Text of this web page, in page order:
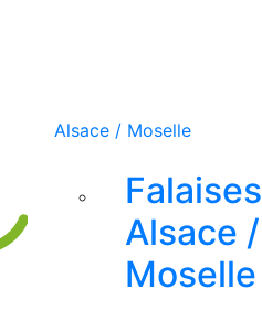
Alsace / Moselle
Falaises
Alsace /
Moselle